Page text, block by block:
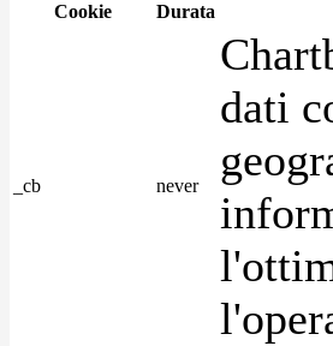
Cookie Durata
_cb never
dati